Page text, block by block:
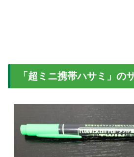
「超ミニ携帯ハサミ」の